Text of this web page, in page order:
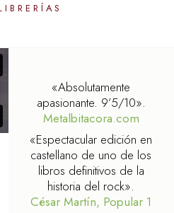
«Absolutamente
apasionante. 9’5/10».
Metalbitacora.com
«Espectacular edición en
castellano de uno de los
libros definitivos de la
historia del rock».
César Martín, Popular 1